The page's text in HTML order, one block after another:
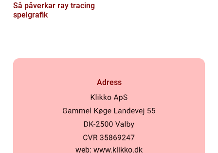
Så påverkar ray tracing
spelgrafik
Adress
web: www.klikko.dk